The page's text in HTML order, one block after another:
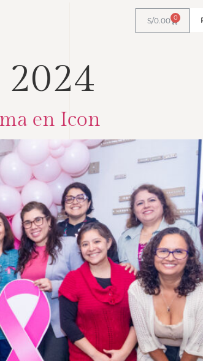
S/0.00 0
en Icon